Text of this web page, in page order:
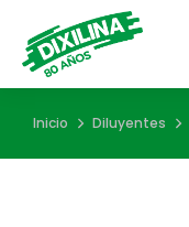
Estás aquí:
Inicio Diluyentes